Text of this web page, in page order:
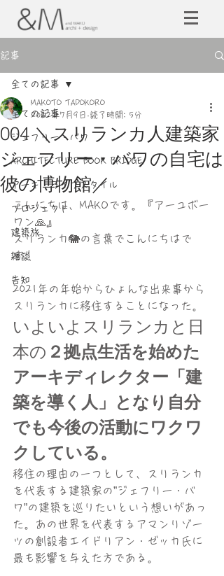
記事
全ての記事
ジェフリー・バワ
ARCHITECTURE BOOK BRIDGE
アーキ・ライフスタイル
プロジェクト
建築旅
雑談
告知
全ての記事
004 ＼スリランカ人建築家
ジェフリー・バワの自宅は
彼の博物館／
MAKOTO TADOKORO
2022年7月9日 読了時間: 5分
こんにちは、MAKOです。『アーユボー
ワン🙏』
スリランカ🐘の言葉でこんにちはで
す！
2021年の年始からひょんな出来事から
スリランカに移住することになった。
いよいよスリランカと日
本の ２拠点生活を始めた
アーキディレクター「建
築を導く人」となり自分
でも今後の活動にワクワ
クしている。
移住の理由の一つとして、スリランカ
を代表する建築家の”ジェフリー・バ
ワ”の建築を巡りたいという想いがあっ
た。あの世界を代表するアマンリゾー
ツの創設者エイドリアン・ゼッカ氏に
最も影響を与えた方である。